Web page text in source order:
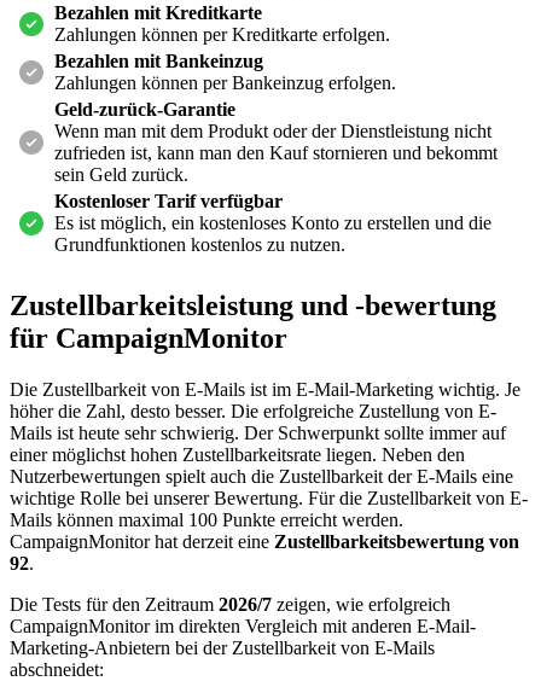
Bezahlen mit Kreditkarte
Zahlungen können per Kreditkarte erfolgen.
Bezahlen mit Bankeinzug
Zahlungen können per Bankeinzug erfolgen.
Geld-zurück-Garantie
Wenn man mit dem Produkt oder der Dienstleistung nicht
zufrieden ist, kann man den Kauf stornieren und bekommt
sein Geld zurück.
Kostenloser Tarif verfügbar
Es ist möglich, ein kostenloses Konto zu erstellen und die
Grundfunktionen kostenlos zu nutzen.
Zustellbarkeitsleistung und -bewertung
für CampaignMonitor
Die Zustellbarkeit von E-Mails ist im E-Mail-Marketing wichtig. Je
höher die Zahl, desto besser. Die erfolgreiche Zustellung von E-
Mails ist heute sehr schwierig. Der Schwerpunkt sollte immer auf
einer möglichst hohen Zustellbarkeitsrate liegen. Neben den
Nutzerbewertungen spielt auch die Zustellbarkeit der E-Mails eine
wichtige Rolle bei unserer Bewertung. Für die Zustellbarkeit von E-
Mails können maximal 100 Punkte erreicht werden.
CampaignMonitor hat derzeit eine Zustellbarkeitsbewertung von
92.
Die Tests für den Zeitraum 2026/7 zeigen, wie erfolgreich
CampaignMonitor im direkten Vergleich mit anderen E-Mail-
Marketing-Anbietern bei der Zustellbarkeit von E-Mails
abschneidet: